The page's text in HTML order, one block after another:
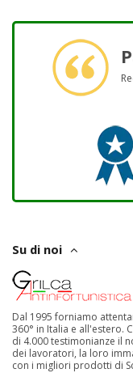
Su di noi
Dal 1995 forniamo
360° in Italia e all'estero.
di 4.000 testimonianze il
dei lavoratori, la loro
con i migliori prodotti di